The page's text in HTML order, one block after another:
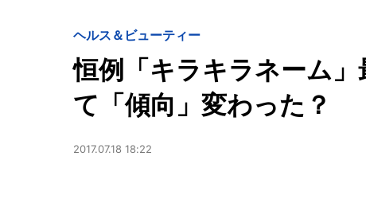
ヘルス＆ビューティー
恒例「キラキラネーム
て「傾向」変わった？
2017.07.18 18:22